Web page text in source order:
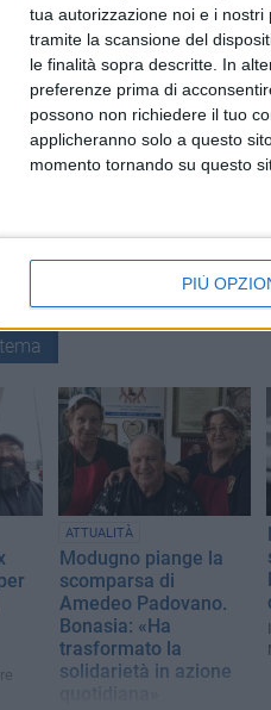
tua autorizzazione noi e i
tramite la scansione del
le finalità sopra descritte. In
preferenze prima di
possono non richiedere il tuo
applicheranno solo a questo
momento tornando su questo
PIÙ
2026
a Modugno "Piano Candle
un viaggio tra musica
e contemporanea
ATTUALITÀ
Modugno piange la
scomparsa di
Amedeo Padovano.
Bonasia: «Ha
trasformato la
solidarietà in azione